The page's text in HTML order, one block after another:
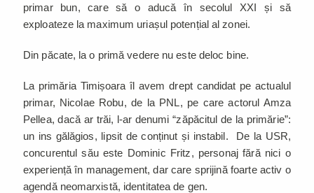
primar bun, care să o aducă în secolul XXI și să
exploateze la maximum uriașul potențial al zonei.
Din păcate, la o primă vedere nu este deloc bine.
La primăria Timișoara îl avem drept candidat pe actualul
primar, Nicolae Robu, de la PNL, pe care actorul Amza
Pellea, dacă ar trăi, l-ar denumi “zăpăcitul de la primărie”:
un ins gălăgios, lipsit de conținut și instabil. De la USR,
concurentul său este Dominic Fritz, personaj fără nici o
experiență în management, dar care sprijină foarte activ o
agendă neomarxistă, identitatea de gen.